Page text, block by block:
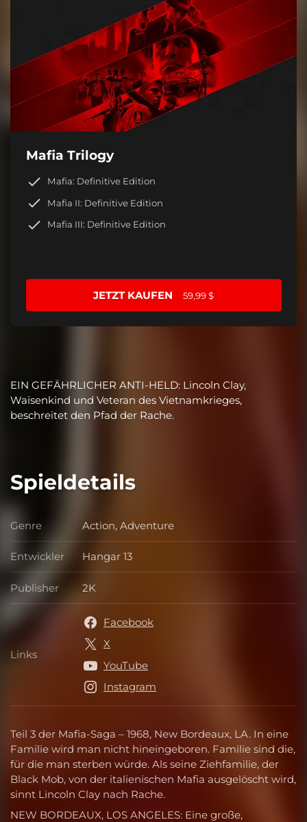
Mafia Trilogy
Mafia: Definitive Edition
Mafia II: Definitive Edition
Mafia III: Definitive Edition
JETZT KAUFEN 59,99 $
EIN GEFÄHRLICHER ANTI-HELD: Lincoln Clay,
Waisenkind und Veteran des Vietnamkrieges,
beschreitet den Pfad der Rache.
Spieldetails
Teil 3 der Mafia-Saga – 1968, New Bordeaux, LA. In eine
Familie wird man nicht hineingeboren. Familie sind die,
für die man sterben würde. Als seine Ziehfamilie, der
Black Mob, von der italienischen Mafia ausgelöscht wird,
sinnt Lincoln Clay nach Rache.
NEW BORDEAUX, LOS ANGELES: Eine große,
Genre Genre
Action, Adventure
Entwickler Entwickler
Hangar 13
Publisher Publisher
2K
Links Links
Facebook
X
YouTube
Instagram